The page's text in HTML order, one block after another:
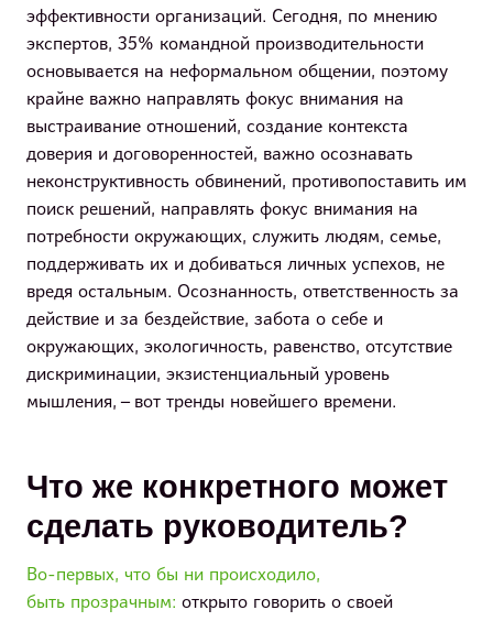
эффективности организаций. Сегодня, по мнению
экспертов, 35% командной производительности
основывается на неформальном общении, поэтому
крайне важно направлять фокус внимания на
выстраивание отношений, создание контекста
доверия и договоренностей, важно осознавать
неконструктивность обвинений, противопоставить им
поиск решений, направлять фокус внимания на
потребности окружающих, служить людям, семье,
поддерживать их и добиваться личных успехов, не
вредя остальным. Осознанность, ответственность за
действие и за бездействие, забота о себе и
окружающих, экологичность, равенство, отсутствие
дискриминации, экзистенциальный уровень
мышления, – вот тренды новейшего времени.
Что же конкретного может
сделать руководитель?
Во-первых, что бы ни происходило,
быть прозрачным: открыто говорить о своей